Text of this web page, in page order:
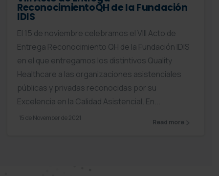
ReconocimientoQH de la Fundación
IDIS
El 15 de noviembre celebramos el VIII Acto de
Entrega Reconocimiento QH de la Fundación IDIS
en el que entregamos los distintivos Quality
Healthcare a las organizaciones asistenciales
públicas y privadas reconocidas por su
Excelencia en la Calidad Asistencial. En...
15 de November de 2021
Read more